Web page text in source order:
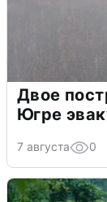
Двое
Югре
7 августа 0